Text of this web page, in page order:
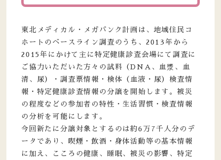
東北メディカル・メガバンク計画は、地域住民コ
ホートのベースライン調査のうち、2013年から
2015年にかけて主に特定健康診査会場にて調査に
ご協力いただいた方々の試料（DNA、血漿、血
清、尿）・調査票情報・検体（血液・尿）検査情
報・特定健康診査情報の分譲を開始します。被災
の程度などの参加者の特性・生活習慣・検査情報
の分析を可能にします。
今回新たに分譲対象とするのは約6万7千人分のデ
ータであり、喫煙・飲酒・身体活動等の基本情報
に加え、こころの健康、睡眠、被災の影響、特定